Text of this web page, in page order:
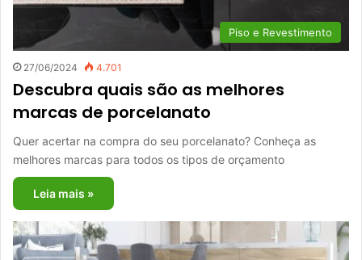
Piso e Revestimento
27/06/2024 4.701
Descubra quais são as melhores
marcas de porcelanato
Quer acertar na compra do seu porcelanato? Conheça as
melhores marcas para todos os tipos de orçamento
Leia mais »